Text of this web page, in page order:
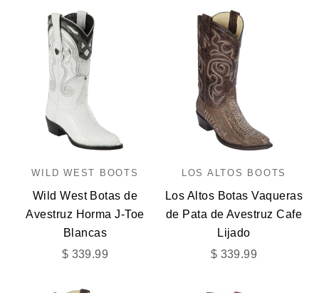
WILD WEST BOOTS
Wild West Botas de
Avestruz Horma J-Toe
Blancas
Precio de oferta
$ 339.99
LOS ALTOS BOOTS
Los Altos Botas Vaqueras
de Pata de Avestruz Cafe
Lijado
Precio de oferta
$ 339.99